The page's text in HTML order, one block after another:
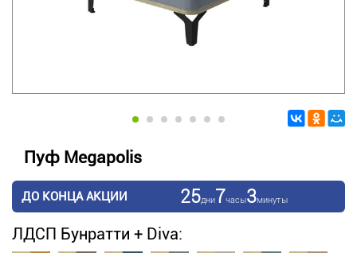
Пуф Megapolis
ДО КОНЦА АКЦИИ 25дни7часы3минуты
ЛДСП Бунратти + Diva: